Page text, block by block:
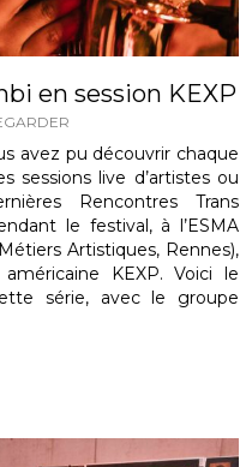
en session KEXP
avez pu découvrir chaque
sessions live d’artistes ou
Rencontres Trans
le festival, à l’ESMA
Artistiques, Rennes),
KEXP. Voici le
série, avec le groupe